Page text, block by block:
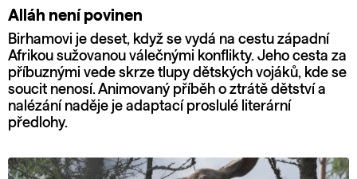
Alláh není povinen
Birhamovi je deset, když se vydá na cestu západní
Afrikou sužovanou válečnými konflikty. Jeho cesta za
příbuznými vede skrze tlupy dětských vojáků, kde se
soucit nenosí. Animovaný příběh o ztrátě dětství a
nalézání naděje je adaptací proslulé literární
předlohy.